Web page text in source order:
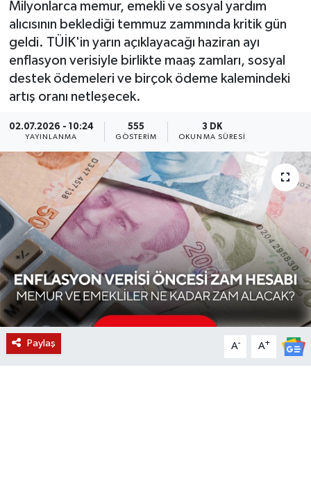
Milyonlarca memur, emekli ve sosyal yardım
alıcısının beklediği temmuz zammında kritik gün
geldi. TÜİK'in yarın açıklayacağı haziran ayı
enflasyon verisiyle birlikte maaş zamları, sosyal
destek ödemeleri ve birçok ödeme kalemindeki
artış oranı netleşecek.
02.07.2026 - 10:24
YAYINLANMA
555
GÖSTERIM
3 DK
OKUNMA SÜRESI
Paylaş A- A+
KÜLTÜR SANAT
YAŞAM
LIFE
SARIGÖL
SARUHANLI
SELENDİ
KIRKAĞAÇ
DEMİRCİ
GÖLMARMARA
GÖRDES
KÖPRÜBAŞI
SOMA
KÖPRÜBAŞI
KULA
SALİHLİ
SARIGÖL
SARUHANLI
ŞEHZADELER
SELENDİ
SOMA
TURGUTLU
YUNUSEMRE
EKONOMİ
EĞİTİM
KÜLTÜR SANAT
SPOR
YAŞAM
LIFE
BİLİM VE TEKNOLOJİ
YAZARLAR
MANİSA'NIN YÖRESEL LEZZETLERİ
MANİSA'YI KEŞFET